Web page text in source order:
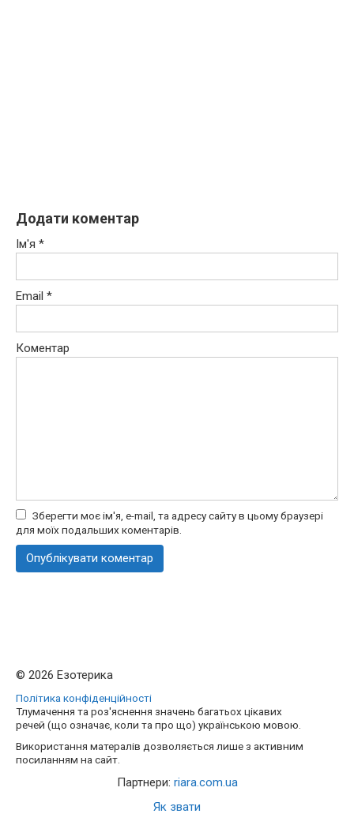
Додати коментар
Ім'я *
Email *
Коментар
Зберегти моє ім'я, e-mail, та адресу сайту в цьому браузері
для моїх подальших коментарів.
© 2026 Езотерика
Політика конфіденційності
Тлумачення та роз'яснення значень багатьох цікавих
речей (що означає, коли та про що) українською мовою.
Використання матералів дозволяється лише з активним
посиланням на сайт.
Партнери: riara.com.ua
Як звати